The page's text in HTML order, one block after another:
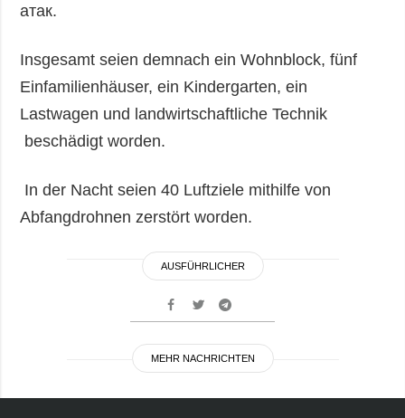
атак.
Insgesamt seien demnach ein Wohnblock, fünf
Einfamilienhäuser, ein Kindergarten, ein
Lastwagen und landwirtschaftliche Technik
beschädigt worden.
In der Nacht seien 40 Luftziele mithilfe von
Abfangdrohnen zerstört worden.
AUSFÜHRLICHER
MEHR NACHRICHTEN